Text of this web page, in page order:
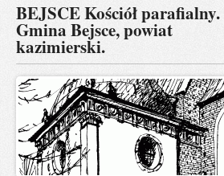
BEJSCE Kościół parafialny.
Gmina Bejsce, powiat
kazimierski.